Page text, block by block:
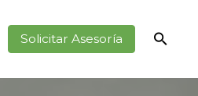
Solicitar Asesoría